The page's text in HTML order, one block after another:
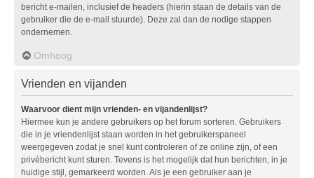
bericht e-mailen, inclusief de headers (hierin staan de details van de
gebruiker die de e-mail stuurde). Deze zal dan de nodige stappen
ondernemen.
Omhoog
Vrienden en vijanden
Waarvoor dient mijn vrienden- en vijandenlijst?
Hiermee kun je andere gebruikers op het forum sorteren. Gebruikers
die in je vriendenlijst staan worden in het gebruikerspaneel
weergegeven zodat je snel kunt controleren of ze online zijn, of een
privébericht kunt sturen. Tevens is het mogelijk dat hun berichten, in je
huidige stijl, gemarkeerd worden. Als je een gebruiker aan je